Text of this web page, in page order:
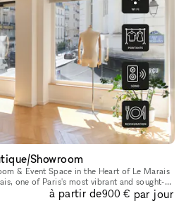
Showroom
& Event Space in the Heart of Le Marais
one of Paris's most vibrant and sought-
STUDIO is a versatile ve
à partir de900 € par jour